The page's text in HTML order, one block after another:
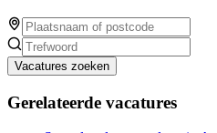
Vacatures zoeken
Gerelateerde vacatures